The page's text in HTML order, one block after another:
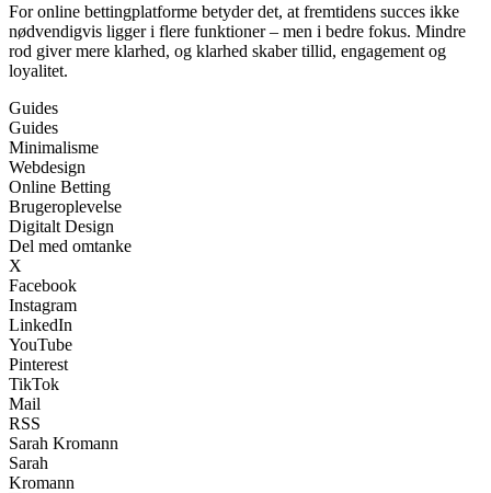
For online bettingplatforme betyder det, at fremtidens succes ikke
nødvendigvis ligger i flere funktioner – men i bedre fokus. Mindre
rod giver mere klarhed, og klarhed skaber tillid, engagement og
loyalitet.
Guides
Guides
Minimalisme
Webdesign
Online Betting
Brugeroplevelse
Digitalt Design
Del med omtanke
X
Facebook
Instagram
LinkedIn
YouTube
Pinterest
TikTok
Mail
RSS
Sarah Kromann
Sarah
Kromann